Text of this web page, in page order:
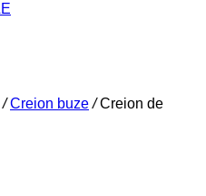
/Creion buze/Creion de